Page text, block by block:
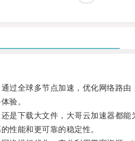
全球多节点加速，优化网络路由
验。
下载大文件，大哥云加速器都能
能和更可靠的稳定性。